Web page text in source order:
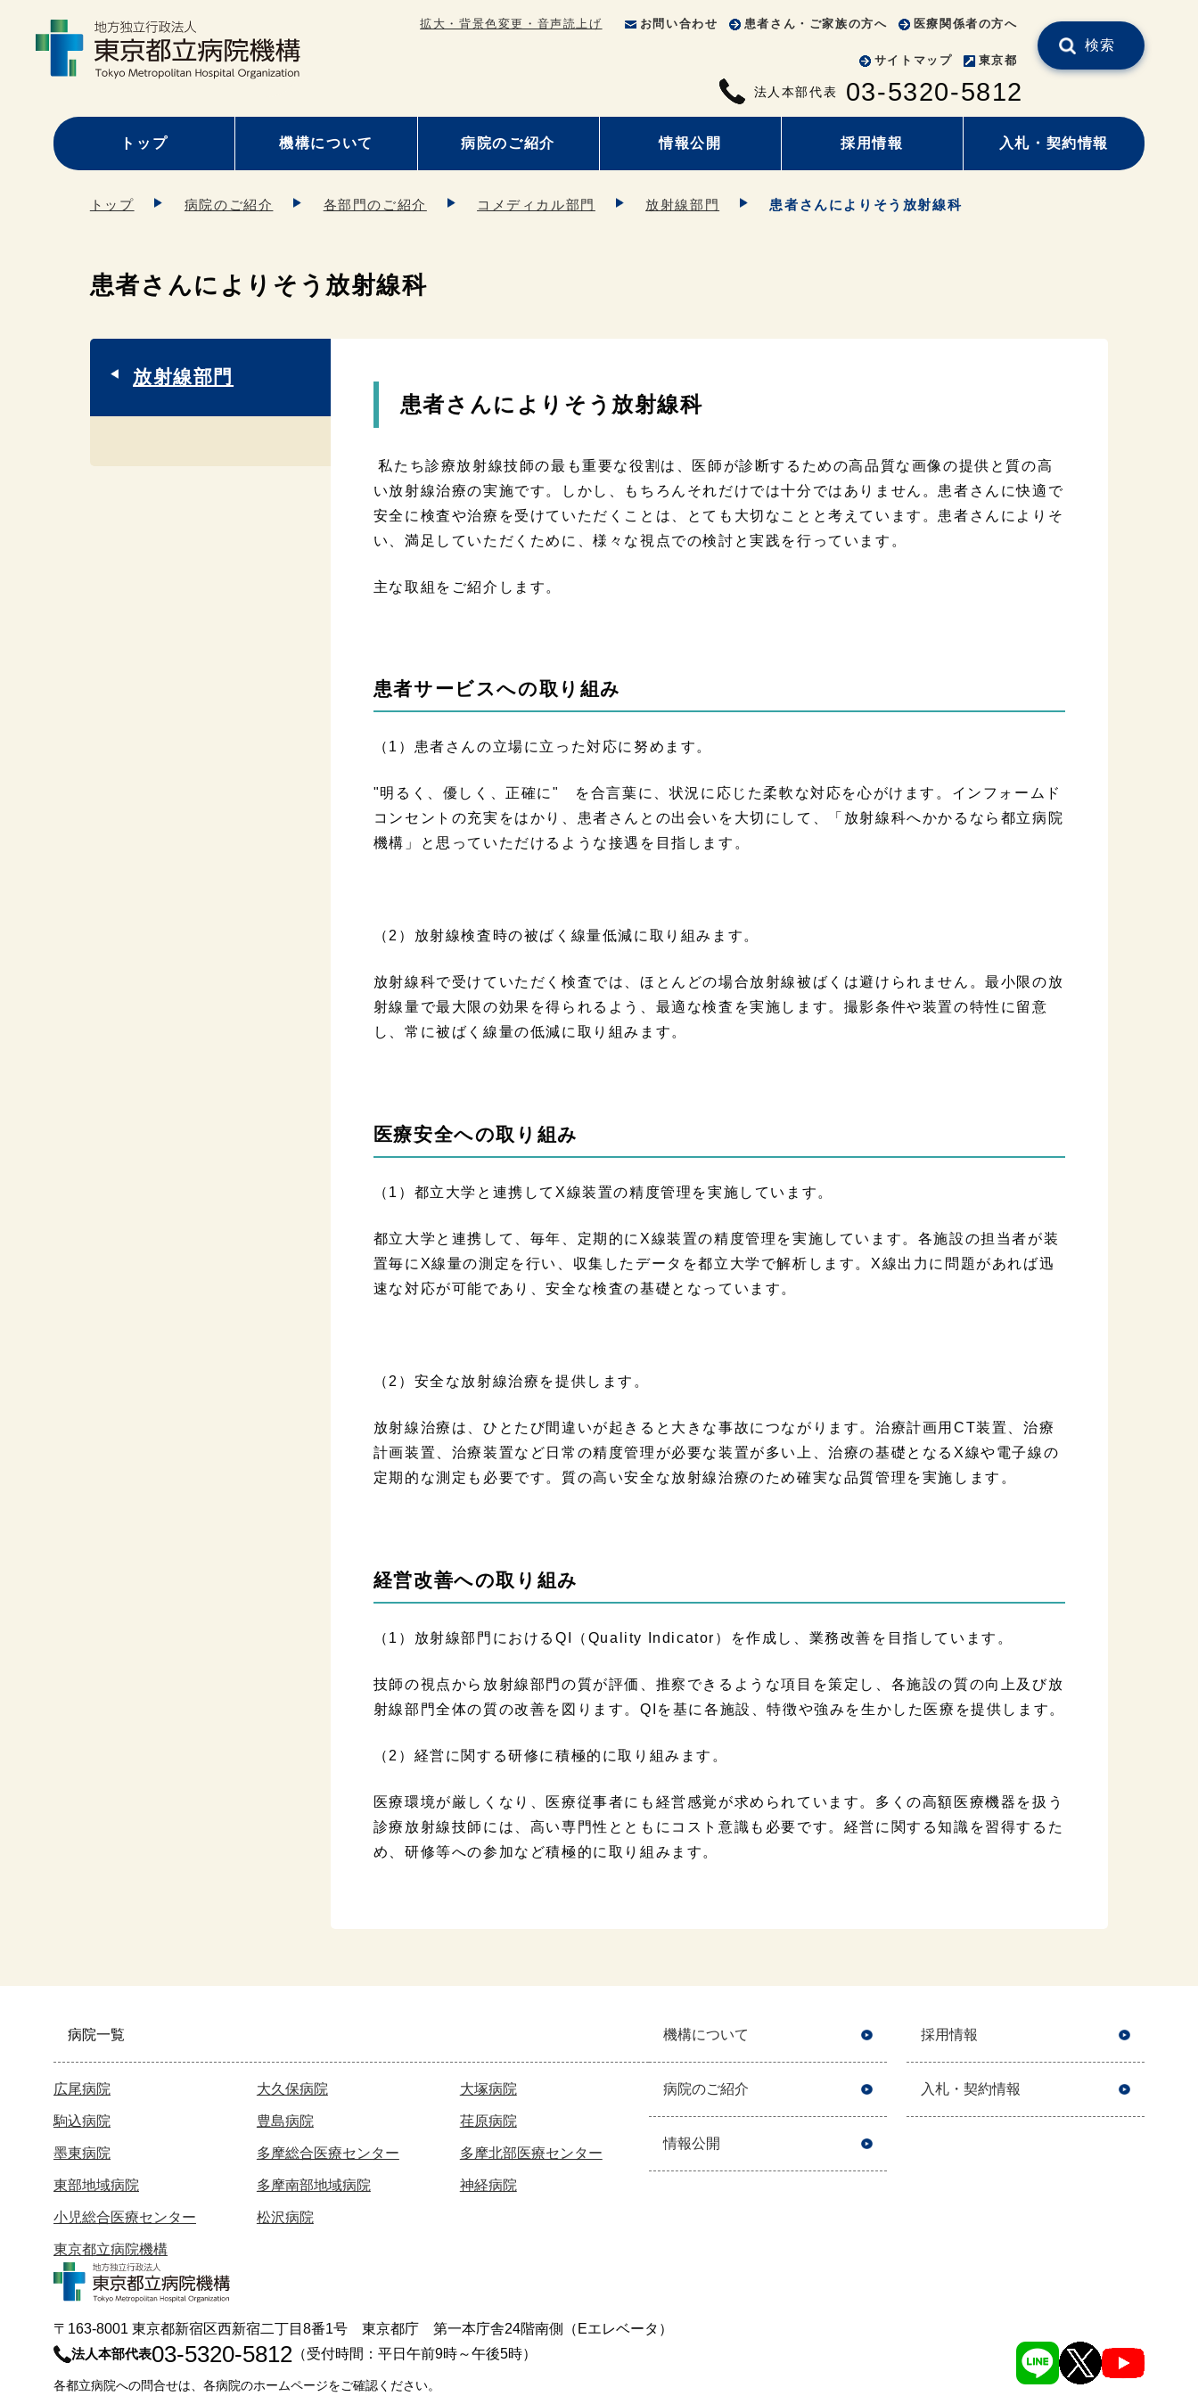
拡大・背景色変更・音声読上げ お問い合わせ 患者さん・ご家族の方へ 医療関係者の方へ
サイトマップ 東京都
法人本部代表 03-5320-5812
検索
トップ 機構について 病院のご紹介 情報公開 採用情報 入札・契約情報
トップ 病院のご紹介 各部門のご紹介 コメディカル部門 放射線部門 患者さんによりそう放射線科
患者さんによりそう放射線科
患者さんによりそう放射線科
私たち診療放射線技師の最も重要な役割は、医師が診断するための高品質な画像の提供と質の高
い放射線治療の実施です。しかし、もちろんそれだけでは十分ではありません。患者さんに快適で
安全に検査や治療を受けていただくことは、とても大切なことと考えています。患者さんによりそ
い、満足していただくために、様々な視点での検討と実践を行っています。
主な取組をご紹介します。
患者サービスへの取り組み
（1）患者さんの立場に立った対応に努めます。
"明るく、優しく、正確に" を合言葉に、状況に応じた柔軟な対応を心がけます。インフォームド
コンセントの充実をはかり、患者さんとの出会いを大切にして、「放射線科へかかるなら都立病院
機構」と思っていただけるような接遇を目指します。
（2）放射線検査時の被ばく線量低減に取り組みます。
放射線科で受けていただく検査では、ほとんどの場合放射線被ばくは避けられません。最小限の放
射線量で最大限の効果を得られるよう、最適な検査を実施します。撮影条件や装置の特性に留意
し、常に被ばく線量の低減に取り組みます。
医療安全への取り組み
（1）都立大学と連携してX線装置の精度管理を実施しています。
都立大学と連携して、毎年、定期的にX線装置の精度管理を実施しています。各施設の担当者が装
置毎にX線量の測定を行い、収集したデータを都立大学で解析します。X線出力に問題があれば迅
速な対応が可能であり、安全な検査の基礎となっています。
（2）安全な放射線治療を提供します。
放射線治療は、ひとたび間違いが起きると大きな事故につながります。治療計画用CT装置、治療
計画装置、治療装置など日常の精度管理が必要な装置が多い上、治療の基礎となるX線や電子線の
定期的な測定も必要です。質の高い安全な放射線治療のため確実な品質管理を実施します。
経営改善への取り組み
（1）放射線部門におけるQI（Quality Indicator）を作成し、業務改善を目指しています。
技師の視点から放射線部門の質が評価、推察できるような項目を策定し、各施設の質の向上及び放
射線部門全体の質の改善を図ります。QIを基に各施設、特徴や強みを生かした医療を提供します。
（2）経営に関する研修に積極的に取り組みます。
医療環境が厳しくなり、医療従事者にも経営感覚が求められています。多くの高額医療機器を扱う
診療放射線技師には、高い専門性とともにコスト意識も必要です。経営に関する知識を習得するた
め、研修等への参加など積極的に取り組みます。
放射線部門
病院一覧
広尾病院 大久保病院 大塚病院
駒込病院 豊島病院 荏原病院
墨東病院 多摩総合医療センター 多摩北部医療センター
東部地域病院 多摩南部地域病院 神経病院
小児総合医療センター 松沢病院
東京都立病院機構
機構について
病院のご紹介
情報公開
採用情報
入札・契約情報
〒163-8001 東京都新宿区西新宿二丁目8番1号 東京都庁 第一本庁舎24階南側（Eエレベータ）
法人本部代表03-5320-5812 （受付時間：平日午前9時～午後5時）
各都立病院への問合せは、各病院のホームページをご確認ください。